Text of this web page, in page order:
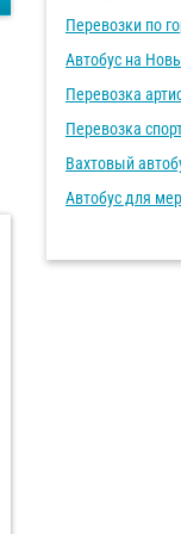
Перевозки по
Автобус на
Перевозка
Перевозка
Вахтовый
Автобус для